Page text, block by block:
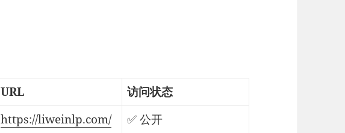
URL
访问状态
https://liweinlp.com/
✅ 公开